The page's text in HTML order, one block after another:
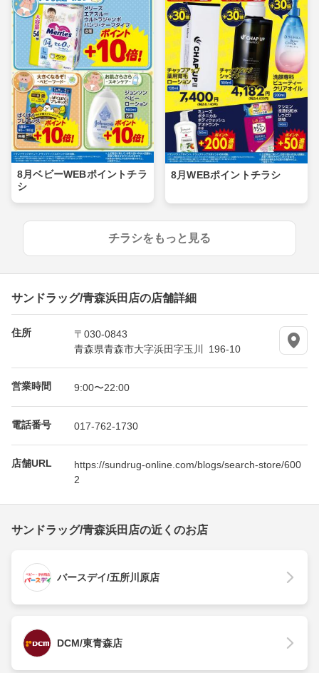
8月ベビーWEBポイントチラ
シ
8月WEBポイントチラシ
チラシをもっと見る
サンドラッグ/青森浜田店の店舗詳細
住所
〒030-0843
青森県青森市大字浜田字玉川 196-10
営業時間 9:00〜22:00
電話番号 017-762-1730
店舗URL
https://sundrug-online.com/blogs/search-store/600
2
サンドラッグ/青森浜田店の近くのお店
バースデイ/五所川原店
DCM/東青森店